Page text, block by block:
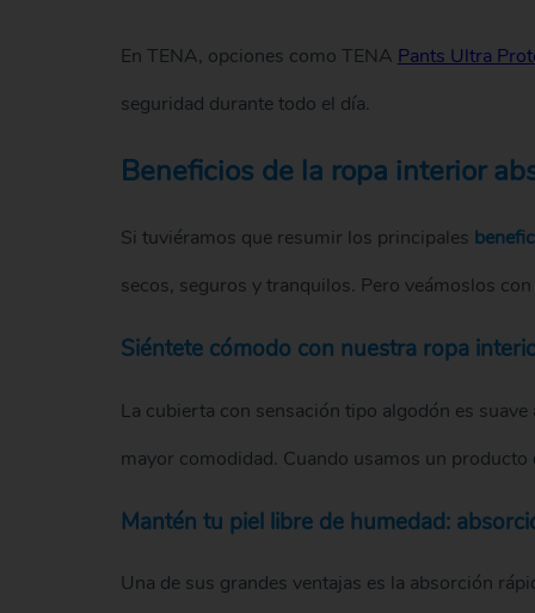
En TENA, opciones como TENA Pants Ultra
seguridad durante todo el día.
Beneficios de la ropa interior
Si tuviéramos que resumir los principales
secos, seguros y tranquilos. Pero veámoslos
Siéntete cómodo con nuestra ropa
La cubierta con sensación tipo algodón es
mayor comodidad. Cuando usamos un
Mantén tu piel libre de humedad:
Una de sus grandes ventajas es la absorción